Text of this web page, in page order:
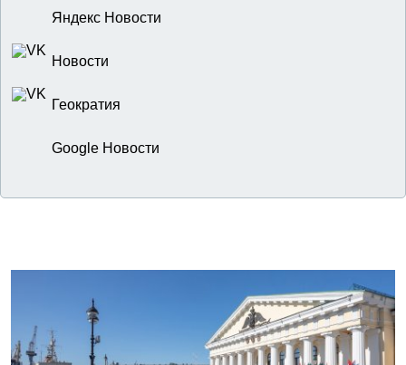
Яндекс Новости
Новости
Геократия
Google Новости